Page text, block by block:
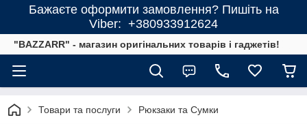
Бажаєте оформити замовлення? Пишіть на
Viber: +380933912624
"BAZZARR" - магазин оригінальних товарів і гаджетів!
Товари та послуги Рюкзаки та Сумки